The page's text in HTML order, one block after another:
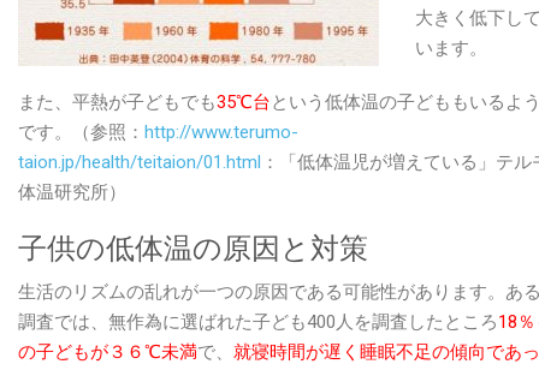
大きく低下し
います。
また、平熱が子どもでも35℃台という低体温の子どももいるよ
です。（参照： http://www.terumo-
taion.jp/health/teitaion/01.html ：「低体温児が増えている」テル
体温研究所）
子供の低体温の原因と対策
生活のリズムの乱れが一つの原因である可能性があります。あ
調査では、無作為に選ばれた子ども400人を調査したところ18
の子どもが３６℃未満で、 就寝時間が遅く睡眠不足の傾向であっ